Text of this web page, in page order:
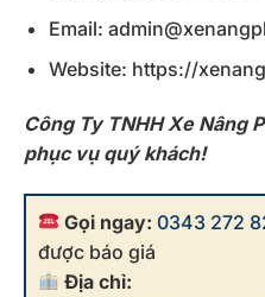
Email:
Website: https://
Công Ty TNHH Xe Nâng
phục vụ quý khách!
Gọi ngay: 0343 272
được báo giá
Địa chỉ: